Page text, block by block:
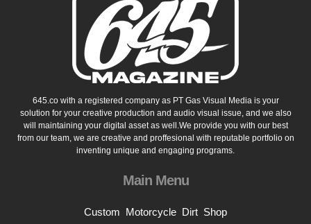
645.co with a registered company as PT Gas Visual Media is your
solution for your creative production and audio visual issue, and we also
will maintaining your digital asset as well.We provide you with our best
from our team, we are creative and proffesional with reputable portfolio on
inventing unique and engaging programs.
Main Menu
Custom Motorcycle Dirt Shop